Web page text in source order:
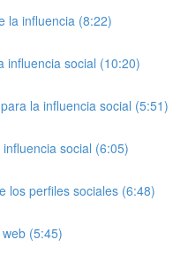
la influencia (8:22)
influencia social (10:20)
la influencia social (5:51)
social (6:05)
los perfiles sociales (6:48)
(5:45)